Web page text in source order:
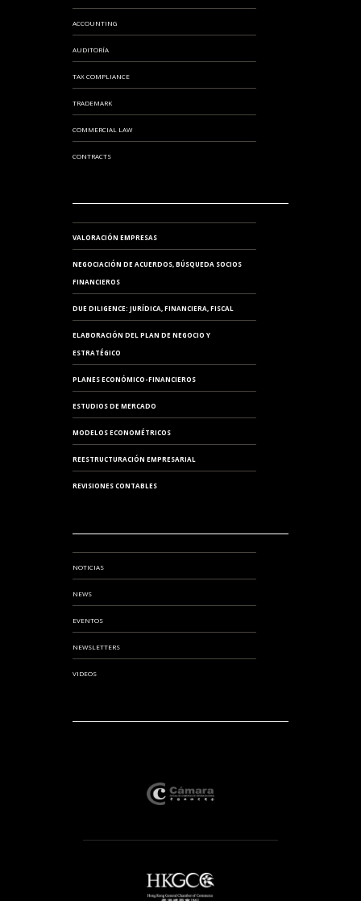
ACCOUNTING
AUDITORÍA
TAX COMPLIANCE
TRADEMARK
COMMERCIAL LAW
CONTRACTS
VALORACIÓN EMPRESAS
NEGOCIACIÓN DE ACUERDOS, BÚSQUEDA SOCIOS
FINANCIEROS
DUE DILIGENCE: JURÍDICA, FINANCIERA, FISCAL
ELABORACIÓN DEL PLAN DE NEGOCIO Y
ESTRATÉGICO
PLANES ECONÓMICO-FINANCIEROS
ESTUDIOS DE MERCADO
MODELOS ECONOMÉTRICOS
REESTRUCTURACIÓN EMPRESARIAL
REVISIONES CONTABLES
NOTICIAS
NEWS
EVENTOS
NEWSLETTERS
VIDEOS